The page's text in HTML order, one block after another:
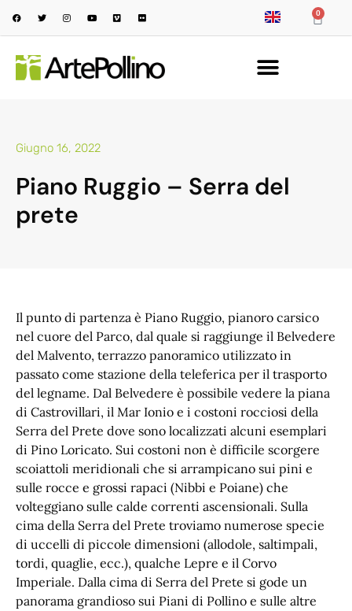
0
Giugno 16, 2022
Piano Ruggio – Serra del
prete
Il punto di partenza è Piano Ruggio, pianoro carsico
nel cuore del Parco, dal quale si raggiunge il Belvedere
del Malvento, terrazzo panoramico utilizzato in
passato come stazione della teleferica per il trasporto
del legname. Dal Belvedere è possibile vedere la piana
di Castrovillari, il Mar Ionio e i costoni rocciosi della
Serra del Prete dove sono localizzati alcuni esemplari
di Pino Loricato. Sui costoni non è difficile scorgere
scoiattoli meridionali che si arrampicano sui pini e
sulle rocce e grossi rapaci (Nibbi e Poiane) che
volteggiano sulle calde correnti ascensionali. Sulla
cima della Serra del Prete troviamo numerose specie
di uccelli di piccole dimensioni (allodole, saltimpali,
tordi, quaglie, ecc.), qualche Lepre e il Corvo
Imperiale. Dalla cima di Serra del Prete si gode un
panorama grandioso sui Piani di Pollino e sulle altre